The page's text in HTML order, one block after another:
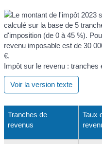
Impôt sur le revenu : tranches
Voir la version texte
Tranches de
revenus
Taux